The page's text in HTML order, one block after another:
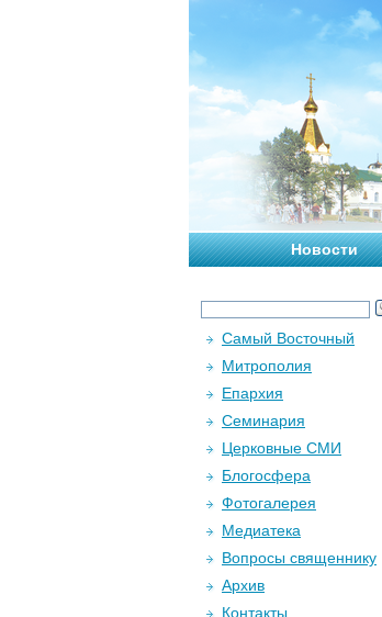
Новости
Самый Восточный
Митрополия
Епархия
Семинария
Церковные СМИ
Блогосфера
Фотогалерея
Медиатека
Вопросы священнику
Архив
Контакты